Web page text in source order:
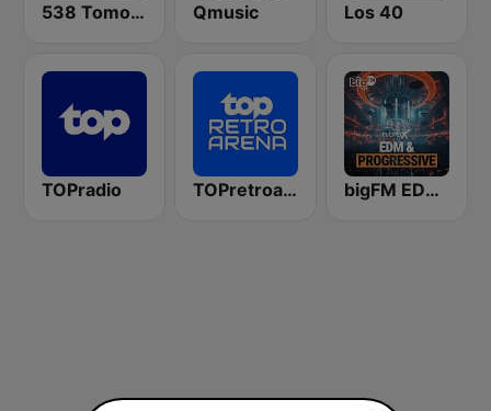
538 Tomorrowland One World Radio Qmusic Los 40
TOPradio TOPretroarena bigFM EDM & Progressive